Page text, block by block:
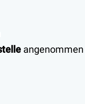
angenommen